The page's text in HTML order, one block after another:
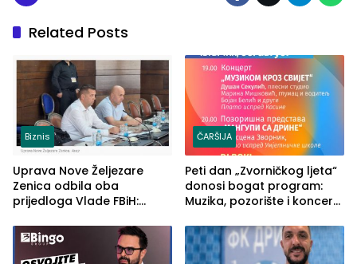
Related Posts
Biznis
Uprava Nove Željezare
Zenica odbila oba
prijedloga Vlade FBiH:
rješenje
ČARŠIJA
Peti dan „Zvorničkog ljeta“
donosi bogat program:
Muzika, pozorište i koncert